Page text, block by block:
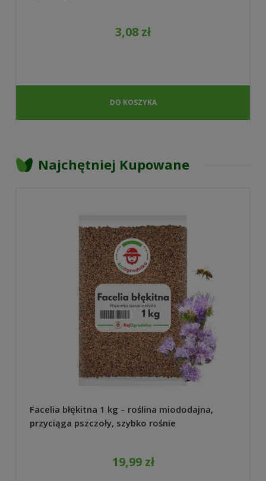
3,08 zł
DO KOSZYKA
Najchętniej Kupowane
Facelia błękitna 1 kg – roślina miododajna,
przyciąga pszczoły, szybko rośnie
19,99 zł